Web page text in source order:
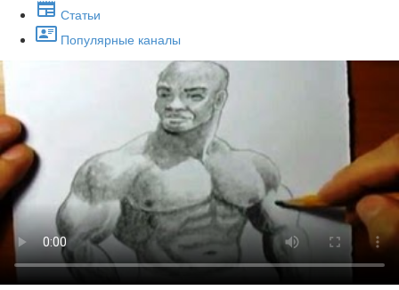
Статьи
Популярные каналы